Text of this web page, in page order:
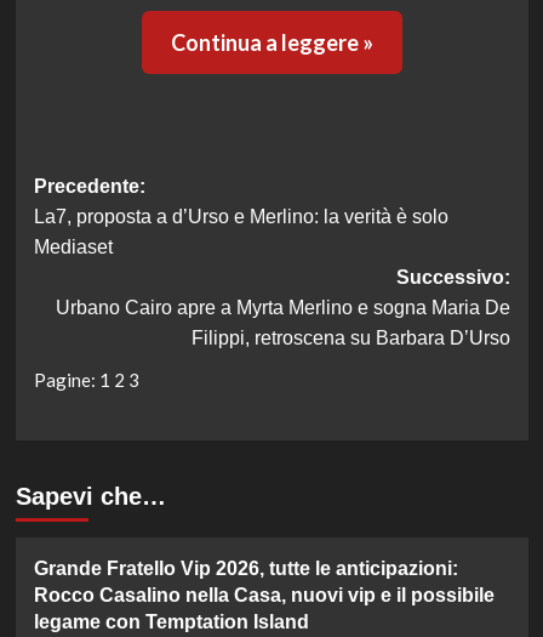
Continua a leggere »
Navigazione
articolo
Precedente:
La7, proposta a d’Urso e Merlino: la verità è solo
Mediaset
Successivo:
Urbano Cairo apre a Myrta Merlino e sogna Maria De
Filippi, retroscena su Barbara D’Urso
Pagine: 1 2 3
Sapevi che…
Grande Fratello Vip 2026, tutte le anticipazioni:
Rocco Casalino nella Casa, nuovi vip e il possibile
legame con Temptation Island